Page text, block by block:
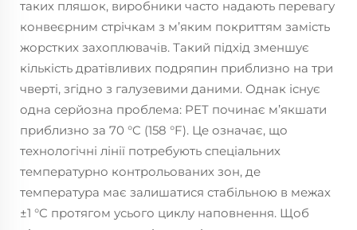
таких пляшок, виробники часто надають перевагу
конвеєрним стрічкам з м’яким покриттям замість
жорстких захоплювачів. Такий підхід зменшує
кількість дратівливих подряпин приблизно на три
чверті, згідно з галузевими даними. Однак існує
одна серйозна проблема: PET починає м’якшати
приблизно за 70 °C (158 °F). Це означає, що
технологічні лінії потребують спеціальних
температурно контрольованих зон, де
температура має залишатися стабільною в межах
±1 °C протягом усього циклу наповнення. Щоб